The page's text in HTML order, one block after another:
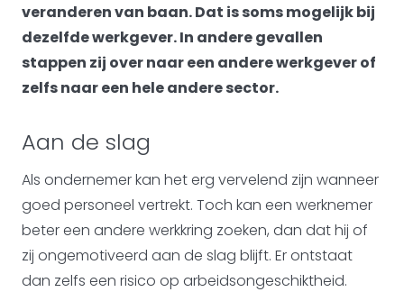
veranderen van baan. Dat is soms mogelijk bij
dezelfde werkgever. In andere gevallen
stappen zij over naar een andere werkgever of
zelfs naar een hele andere sector.
Aan de slag
Als ondernemer kan het erg vervelend zijn wanneer
goed personeel vertrekt. Toch kan een werknemer
beter een andere werkkring zoeken, dan dat hij of
zij ongemotiveerd aan de slag blijft. Er ontstaat
dan zelfs een risico op arbeidsongeschiktheid.